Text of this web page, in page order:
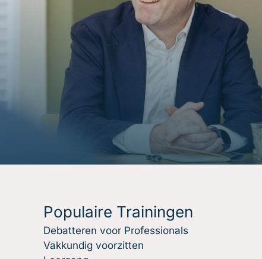
Populaire Trainingen
Debatteren voor Professionals
Vakkundig voorzitten